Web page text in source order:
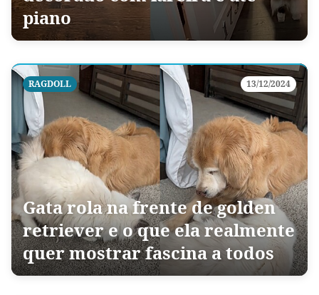
piano
RAGDOLL 13/12/2024
Gata rola na frente de golden
retriever e o que ela realmente
quer mostrar fascina a todos